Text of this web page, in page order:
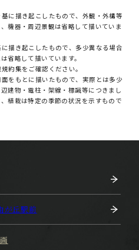
に描き起こしたもので、外観・外構等
機器・周辺景観は省略して描いていま
描き起こしたもので、多少異なる場合
省略して描いています。
約集をご確認ください。
をもとに描いたもので、実際とは多少
建物・電柱・架線・標識等につきまし
植栽は特定の季節の状況を示すもので
が丘駅前